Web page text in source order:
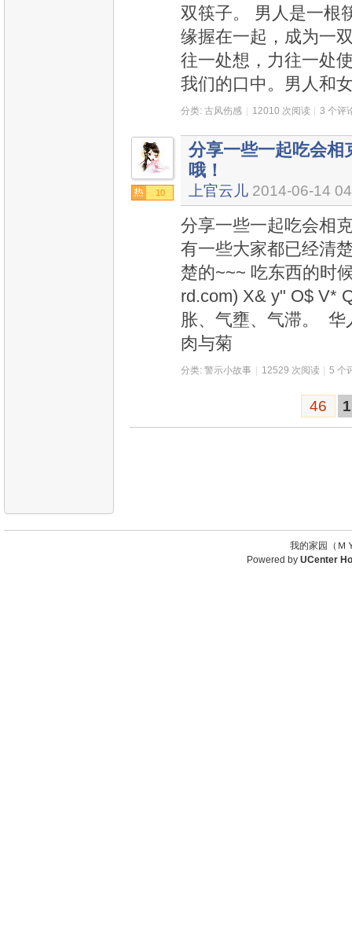
双筷子。 男人是一根
缘握在一起，成为一
往一处想，力往一处
我们的口中。男人和
分类: 古风伤感 12010 次阅读 3 个评
10
分享一些一起吃会相
哦！
上官云儿 2014-06-14
分享一些一起吃会相
有一些大家都已经清
楚的~~~ 吃东西的时
rd.com) X& y" O$ V*
胀、气壅、气滞。 华
肉与菊
分类: 警示小故事 12529 次阅读 5 个
46 1
我的家园（
Powered by UCenter